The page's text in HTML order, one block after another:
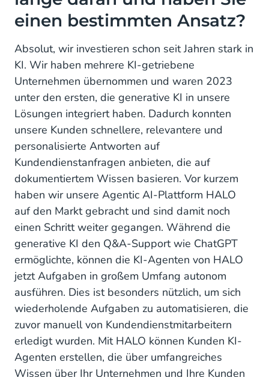
einen bestimmten Ansatz?
Absolut, wir investieren schon seit Jahren stark in
KI. Wir haben mehrere KI-getriebene
Unternehmen übernommen und waren 2023
unter den ersten, die generative KI in unsere
Lösungen integriert haben. Dadurch konnten
unsere Kunden schnellere, relevantere und
personalisierte Antworten auf
Kundendienstanfragen anbieten, die auf
dokumentiertem Wissen basieren. Vor kurzem
haben wir unsere Agentic AI-Plattform HALO
auf den Markt gebracht und sind damit noch
einen Schritt weiter gegangen. Während die
generative KI den Q&A-Support wie ChatGPT
ermöglichte, können die KI-Agenten von HALO
jetzt Aufgaben in großem Umfang autonom
ausführen. Dies ist besonders nützlich, um sich
wiederholende Aufgaben zu automatisieren, die
zuvor manuell von Kundendienstmitarbeitern
erledigt wurden. Mit HALO können Kunden KI-
Agenten erstellen, die über umfangreiches
Wissen über Ihr Unternehmen und Ihre Kunden